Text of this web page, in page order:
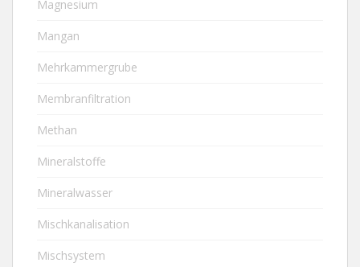
Magnesium
Mangan
Mehrkammergrube
Membranfiltration
Methan
Mineralstoffe
Mineralwasser
Mischkanalisation
Mischsystem